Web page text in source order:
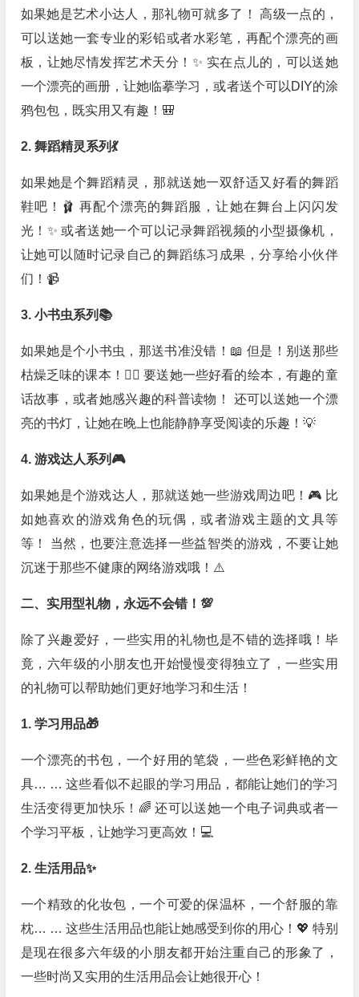
如果她是艺术小达人，那礼物可就多了！ 高级一点的，
可以送她一套专业的彩铅或者水彩笔，再配个漂亮的画
板，让她尽情发挥艺术天分！✨ 实在点儿的，可以送她
一个漂亮的画册，让她临摹学习，或者送个可以DIY的涂
鸦包包，既实用又有趣！🎒
2. 舞蹈精灵系列💃
如果她是个舞蹈精灵，那就送她一双舒适又好看的舞蹈
鞋吧！🩰 再配个漂亮的舞蹈服，让她在舞台上闪闪发
光！✨ 或者送她一个可以记录舞蹈视频的小型摄像机，
让她可以随时记录自己的舞蹈练习成果，分享给小伙伴
们！📹
3. 小书虫系列📚
如果她是个小书虫，那送书准没错！📖 但是！别送那些
枯燥乏味的课本！🙅‍♀️ 要送她一些好看的绘本，有趣的童
话故事，或者她感兴趣的科普读物！ 还可以送她一个漂
亮的书灯，让她在晚上也能静静享受阅读的乐趣！💡
4. 游戏达人系列🎮
如果她是个游戏达人，那就送她一些游戏周边吧！🎮 比
如她喜欢的游戏角色的玩偶，或者游戏主题的文具等
等！ 当然，也要注意选择一些益智类的游戏，不要让她
沉迷于那些不健康的网络游戏哦！⚠️
二、实用型礼物，永远不会错！💯
除了兴趣爱好，一些实用的礼物也是不错的选择哦！毕
竟，六年级的小朋友也开始慢慢变得独立了，一些实用
的礼物可以帮助她们更好地学习和生活！
1. 学习用品🎁
一个漂亮的书包，一个好用的笔袋，一些色彩鲜艳的文
具… … 这些看似不起眼的学习用品，都能让她们的学习
生活变得更加快乐！🌈 还可以送她一个电子词典或者一
个学习平板，让她学习更高效！💻
2. 生活用品✨
一个精致的化妆包，一个可爱的保温杯，一个舒服的靠
枕… … 这些生活用品也能让她感受到你的用心！💖 特别
是现在很多六年级的小朋友都开始注重自己的形象了，
一些时尚又实用的生活用品会让她很开心！